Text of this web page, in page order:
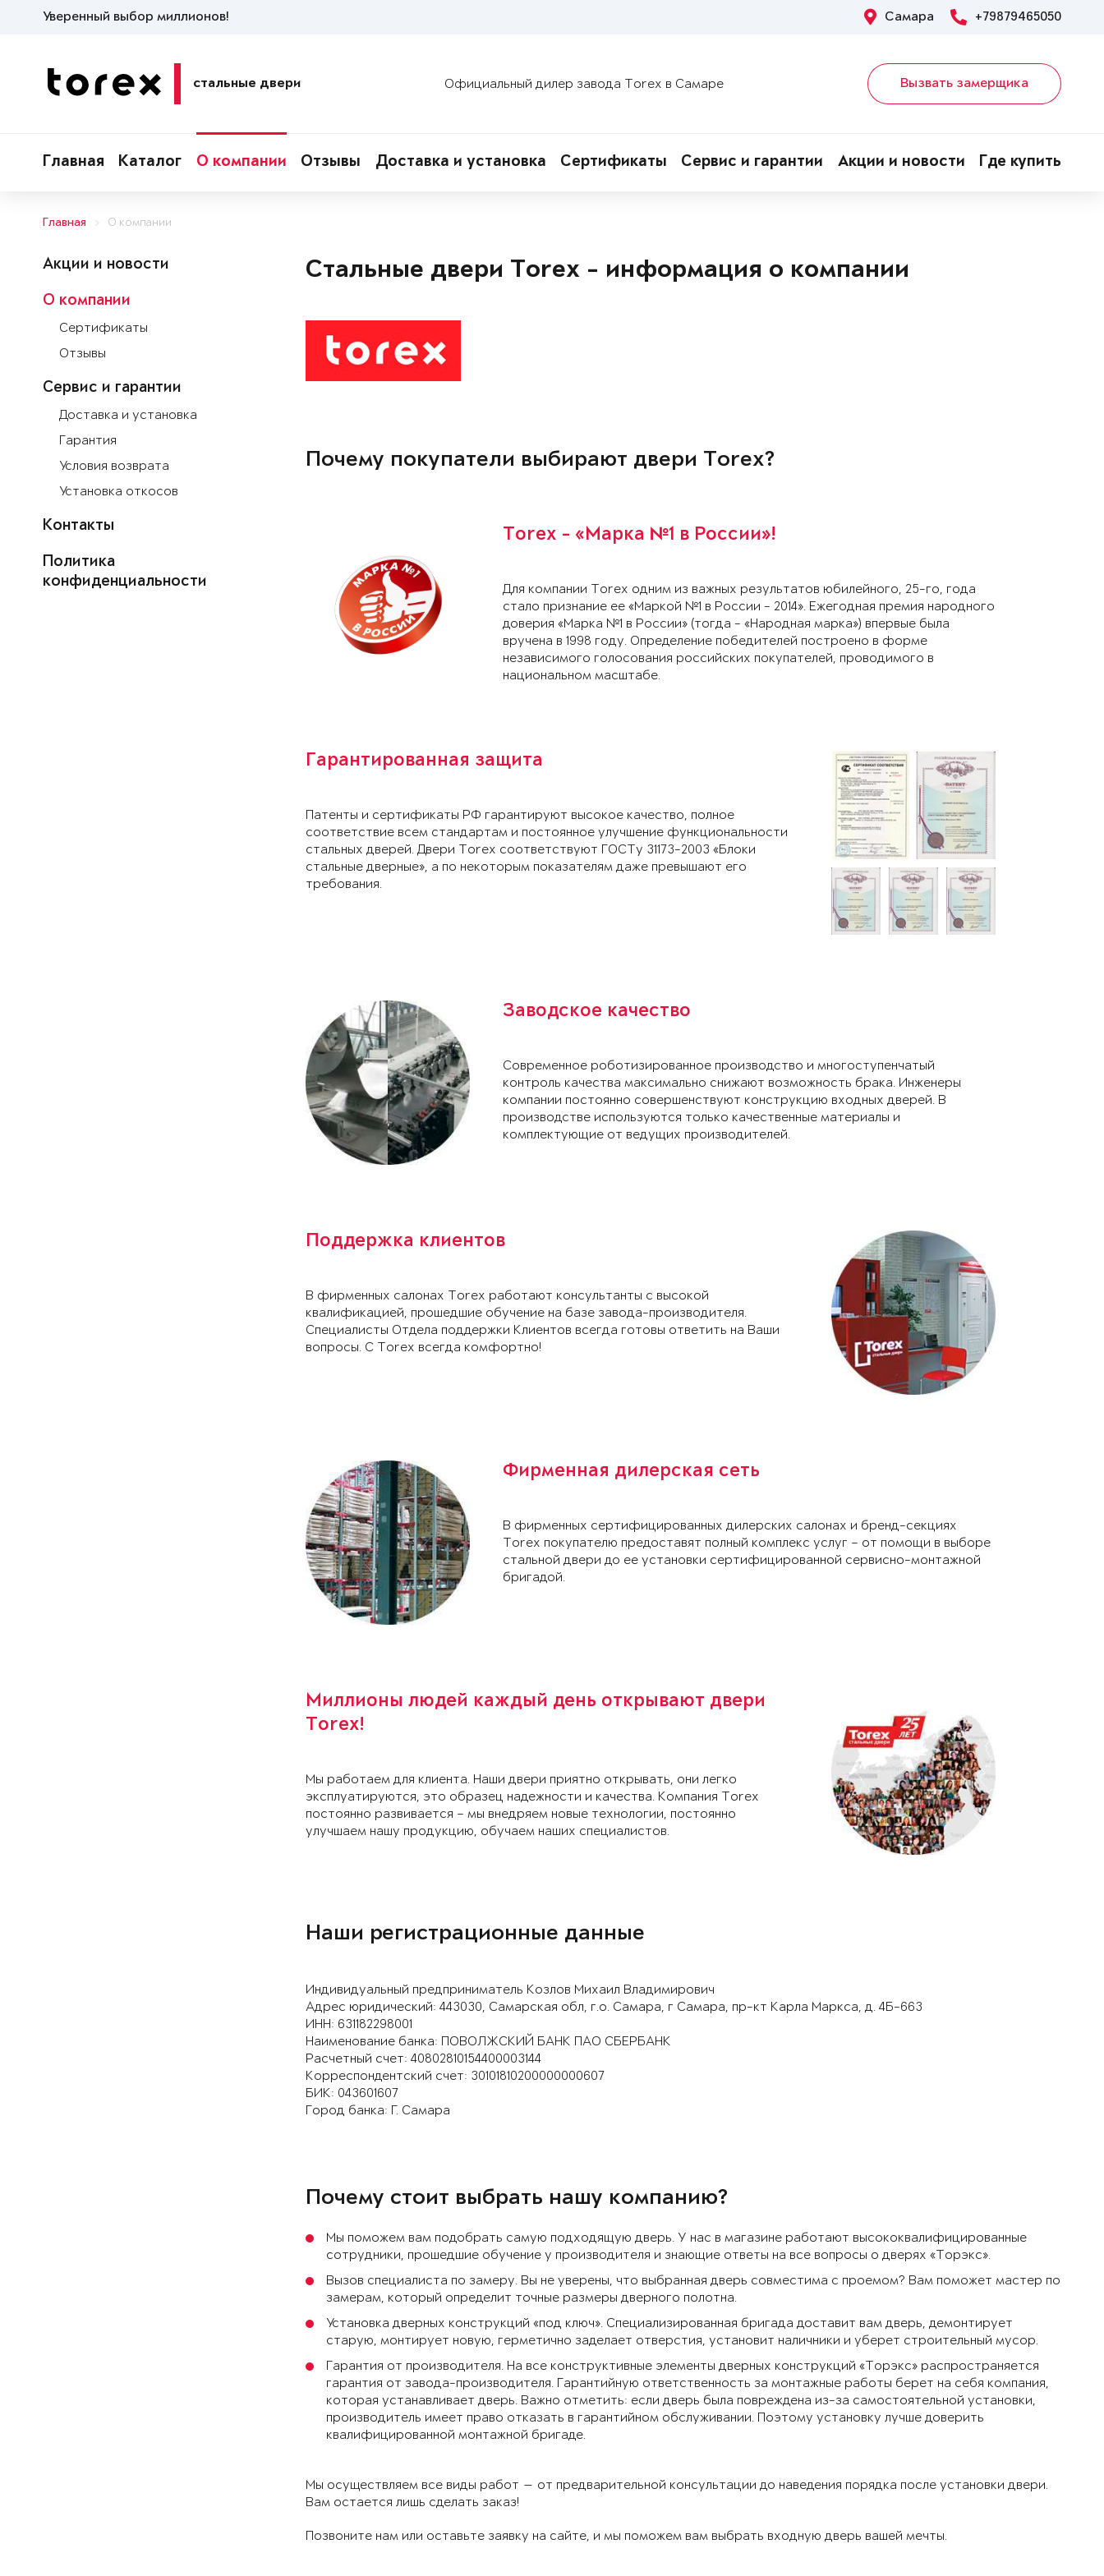
Уверенный выбор миллионов! Самара +79879465050
стальные двери Официальный дилер завода Torex в Самаре Вызвать замерщика
Главная Каталог О компании Отзывы Доставка и установка Сертификаты Сервис и гарантии Акции и новости Где купить
Главная О компании
Акции и новости
О компании
Сертификаты
Отзывы
Сервис и гарантии
Доставка и установка
Гарантия
Условия возврата
Установка откосов
Контакты
Политика
конфиденциальности
Стальные двери Torex - информация о компании
Почему покупатели выбирают двери Torex?
Torex - «Марка №1 в России»!
Для компании Torex одним из важных результатов юбилейного, 25-го, года
стало признание ее «Маркой №1 в России - 2014». Ежегодная премия народного
доверия «Марка №1 в России» (тогда - «Народная марка») впервые была
вручена в 1998 году. Определение победителей построено в форме
независимого голосования российских покупателей, проводимого в
национальном масштабе.
Гарантированная защита
Патенты и сертификаты РФ гарантируют высокое качество, полное
соответствие всем стандартам и постоянное улучшение функциональности
стальных дверей. Двери Torex соответствуют ГОСТу 31173-2003 «Блоки
стальные дверные», а по некоторым показателям даже превышают его
требования.
Заводское качество
Современное роботизированное производство и многоступенчатый
контроль качества максимально снижают возможность брака. Инженеры
компании постоянно совершенствуют конструкцию входных дверей. В
производстве используются только качественные материалы и
комплектующие от ведущих производителей.
Поддержка клиентов
В фирменных салонах Torex работают консультанты с высокой
квалификацией, прошедшие обучение на базе завода-производителя.
Специалисты Отдела поддержки Клиентов всегда готовы ответить на Ваши
вопросы. С Torex всегда комфортно!
Фирменная дилерская сеть
В фирменных сертифицированных дилерских салонах и бренд-секциях
Torex покупателю предоставят полный комплекс услуг – от помощи в выборе
стальной двери до ее установки сертифицированной сервисно-монтажной
бригадой.
Миллионы людей каждый день открывают двери
Torex!
Мы работаем для клиента. Наши двери приятно открывать, они легко
эксплуатируются, это образец надежности и качества. Компания Torex
постоянно развивается – мы внедряем новые технологии, постоянно
улучшаем нашу продукцию, обучаем наших специалистов.
Наши регистрационные данные
Индивидуальный предприниматель Козлов Михаил Владимирович
Адрес юридический: 443030, Самарская обл, г.о. Самара, г Самара, пр-кт Карла Маркса, д. 4Б-663
ИНН: 631182298001
Наименование банка: ПОВОЛЖСКИЙ БАНК ПАО СБЕРБАНК
Расчетный счет: 40802810154400003144
Корреспондентский счет: 30101810200000000607
БИК: 043601607
Город банка: Г. Самара
Почему стоит выбрать нашу компанию?
Мы поможем вам подобрать самую подходящую дверь. У нас в магазине работают высококвалифицированные
сотрудники, прошедшие обучение у производителя и знающие ответы на все вопросы о дверях «Торэкс».
Вызов специалиста по замеру. Вы не уверены, что выбранная дверь совместима с проемом? Вам поможет мастер по
замерам, который определит точные размеры дверного полотна.
Установка дверных конструкций «под ключ». Специализированная бригада доставит вам дверь, демонтирует
старую, монтирует новую, герметично заделает отверстия, установит наличники и уберет строительный мусор.
Гарантия от производителя. На все конструктивные элементы дверных конструкций «Торэкс» распространяется
гарантия от завода-производителя. Гарантийную ответственность за монтажные работы берет на себя компания,
которая устанавливает дверь. Важно отметить: если дверь была повреждена из-за самостоятельной установки,
производитель имеет право отказать в гарантийном обслуживании. Поэтому установку лучше доверить
квалифицированной монтажной бригаде.
Мы осуществляем все виды работ — от предварительной консультации до наведения порядка после установки двери.
Вам остается лишь сделать заказ!
Позвоните нам или оставьте заявку на сайте, и мы поможем вам выбрать входную дверь вашей мечты.